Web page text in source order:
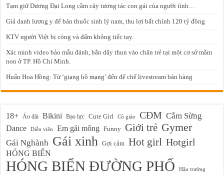
Tạm giữ Dương Đại Long cầm cây tương tác con gái của người tình…
Giả danh lương y để bán thuốc sinh lý nam, thu lợi bất chính 120 tỷ đồng
KTV người Việt bị còng và đấm không tiếc tay.
Xác minh video bảo mẫu đánh, bắn dây thun vào chân trẻ tại một cơ sở mầm
non ở TP. Hồ Chí Minh.
Huấn Hoa Hồng: Từ ‘giang hồ mạng’ đến đế chế livestream bán hàng
18+ Áo dài Bikini Bạo lực Cute Girl Cô giáo CĐM Cắm Sừng
Dance Diễn viên Em gái mông Funny Giới trẻ Gymer
Gái Nghành Gái xinh Gợi cảm Hot girl Hotgirl
HÓNG BIẾN
HÓNG BIẾN ĐƯỜNG PHỐ
Hậu trường